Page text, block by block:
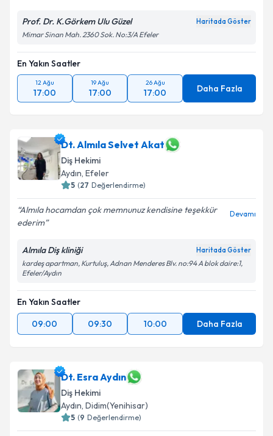
Prof. Dr. K.Görkem Ulu Güzel Haritada Göster
Mimar Sinan Mah. 2360 Sok. No:3/A Efeler
En Yakın Saatler
12 Ağu
17:00
19 Ağu
17:00
26 Ağu
17:00 Daha Fazla
Dt. Almıla Selvet Akat
Diş Hekimi
Aydın, Efeler
5 (27 Değerlendirme)
Almıla hocamdan çok memnunuz kendisine teşekkür
ederim
Devamı
Almıla Diş kliniği Haritada Göster
kardeş apartman, Kurtuluş, Adnan Menderes Blv. no:94 A blok daire:1,
Efeler/Aydın
En Yakın Saatler
09:00
09:30 10:00 Daha Fazla
Dt. Esra Aydın
Diş Hekimi
Aydın, Didim(Yenihisar)
5 (9 Değerlendirme)